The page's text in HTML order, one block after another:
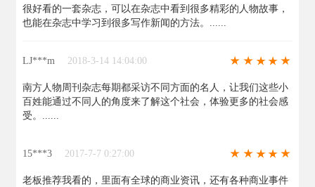
很好看的一套杂志，可以在杂志中看到很多精彩的人物故事，
也能在杂志中学习到很多写作新闻的方法。......
LJ***m 2018-3-14 14:04:00
南方人物周刊杂志每期都采访不同方面的名人，让我们这些小
百姓能通过不同人的角度来了解这个社会，体验更多的社会感
受。......
15***3 2017-7-7 0:27:00
老板推荐我看的，里面有全球的商业资讯，还有各种商业事件